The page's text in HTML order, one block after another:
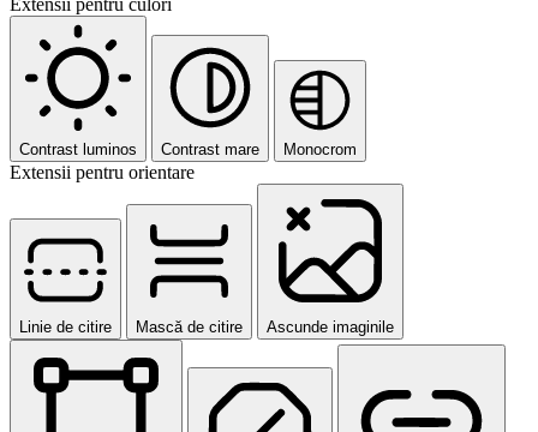
Extensii pentru culori
Contrast luminos Contrast mare Monocrom
Extensii pentru orientare
Linie de citire Mască de citire Ascunde imaginile